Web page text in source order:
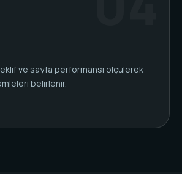
ve sayfa performansı ölçülerek
belirlenir.